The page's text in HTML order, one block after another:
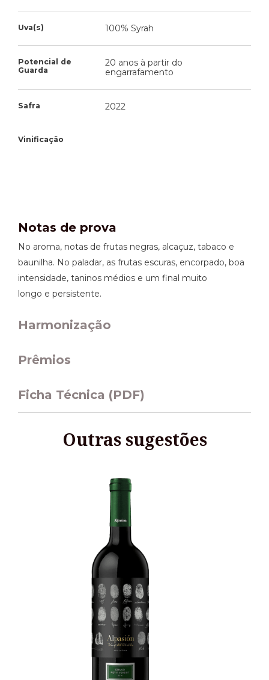
Uva(s) 100% Syrah
Potencial de
Guarda
20 anos à partir do
engarrafamento
Safra 2022
Vinificação
Notas de prova
No aroma, notas de frutas negras, alcaçuz, tabaco e
baunilha. No paladar, as frutas escuras, encorpado, boa
intensidade, taninos médios e um final muito
longo e persistente.
Harmonização
Prêmios
Ficha Técnica (PDF)
Outras sugestões